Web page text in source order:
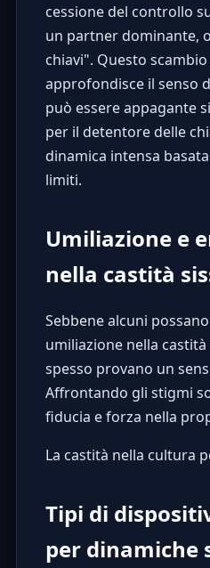
cessione del controllo
un partner dominante,
chiavi". Questo
approfondisce il senso
può essere appagante
per il detentore delle
dinamica intensa
limiti.
Umiliazione e
nella castità
Sebbene alcuni
umiliazione nella
spesso provano un
Affrontando gli stigmi
fiducia e forza nella
La castità nella cultura
Tipi di
per dinamiche